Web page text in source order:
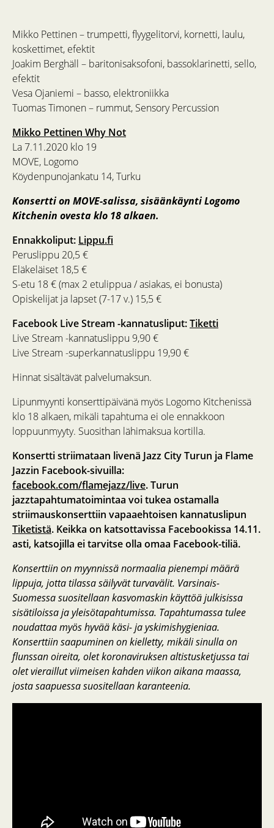
Mikko Pettinen – trumpetti, flyygelitorvi, kornetti, laulu,
koskettimet, efektit
Joakim Berghäll – baritonisaksofoni, bassoklarinetti, sello,
efektit
Vesa Ojaniemi – basso, elektroniikka
Tuomas Timonen – rummut, Sensory Percussion
Mikko Pettinen Why Not
La 7.11.2020 klo 19
MOVE, Logomo
Köydenpunojankatu 14, Turku
Konsertti on MOVE-salissa, sisäänkäynti Logomo
Kitchenin ovesta klo 18 alkaen.
Ennakkoliput: Lippu.fi
Peruslippu 20,5 €
Eläkeläiset 18,5 €
S-etu 18 € (max 2 etulippua / asiakas, ei bonusta)
Opiskelijat ja lapset (7-17 v.) 15,5 €
Facebook Live Stream -kannatusliput:Tiketti
Live Stream -kannatuslippu 9,90 €
Live Stream -superkannatuslippu 19,90 €
Hinnat sisältävät palvelumaksun.
Lipunmyynti konserttipäivänä myös Logomo Kitchenissä
klo 18 alkaen, mikäli tapahtuma ei ole ennakkoon
loppuunmyyty. Suosithan lähimaksua kortilla.
Konsertti striimataan livenä Jazz City Turun ja Flame
Jazzin Facebook-sivuilla:
facebook.com/flamejazz/live. Turun
jazztapahtumatoimintaa voi tukea ostamalla
striimauskonserttiin vapaaehtoisen kannatuslipun
Tiketistä. Keikka on katsottavissa Facebookissa 14.11.
asti, katsojilla ei tarvitse olla omaa Facebook-tiliä.
Konserttiin on myynnissä normaalia pienempi määrä
lippuja, jotta tilassa säilyvät turvavälit. Varsinais-
Suomessa suositellaan kasvomaskin käyttöä julkisissa
sisätiloissa ja yleisötapahtumissa. Tapahtumassa tulee
noudattaa myös hyvää käsi- ja yskimishygieniaa.
Konserttiin saapuminen on kielletty, mikäli sinulla on
flunssan oireita, olet koronaviruksen altistusketjussa tai
olet vieraillut viimeisen kahden viikon aikana maassa,
josta saapuessa suositellaan karanteenia.